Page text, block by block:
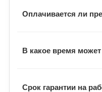
Замерщик
Оплачивается ли
Выезд мастера
В какое время
Визит мастера
Срок гарантии на